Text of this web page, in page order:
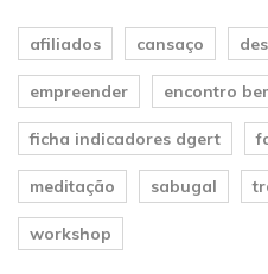
afiliados cansaço
empreender encontro
ficha indicadores dgert
meditação sabugal
workshop